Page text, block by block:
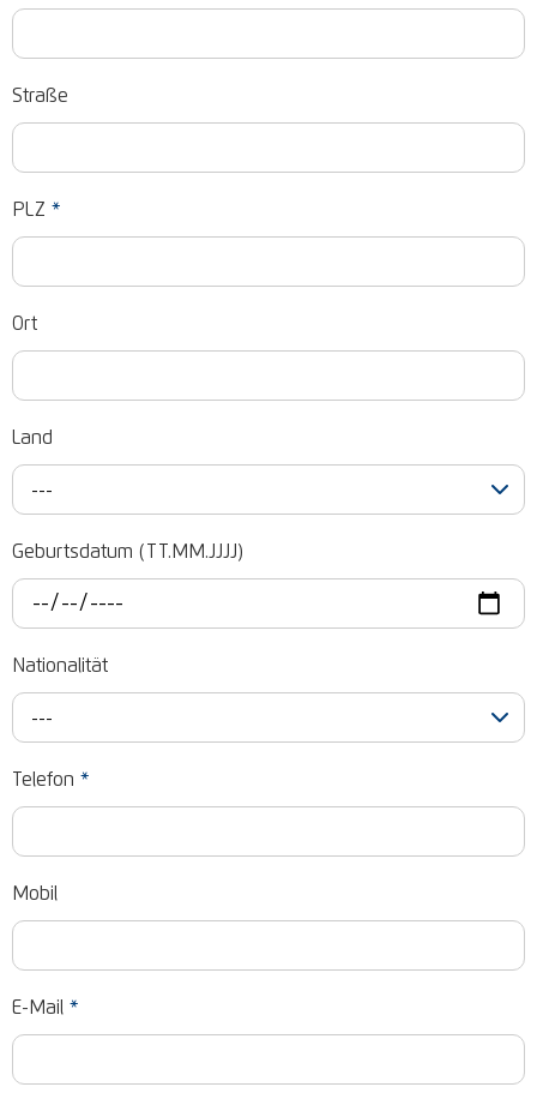
Straße
PLZ *
Ort
Land
---
Geburtsdatum (TT.MM.JJJJ)
Nationalität
---
Telefon *
Mobil
E-Mail *